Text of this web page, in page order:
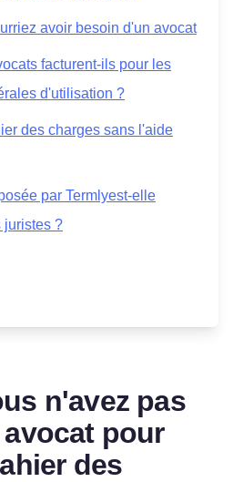
avoir besoin d'un avocat
facturent-ils pour les
d'utilisation ?
des charges sans l'aide
par Termlyest-elle
juristes ?
n'avez pas
pour
des